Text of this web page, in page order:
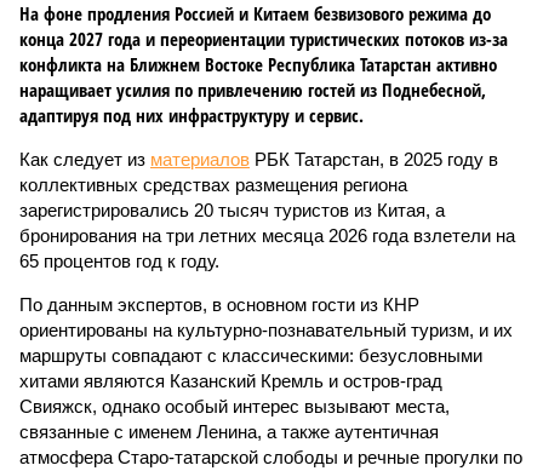
На фоне продления Россией и Китаем безвизового режима до
конца 2027 года и переориентации туристических потоков из-за
конфликта на Ближнем Востоке Республика Татарстан активно
наращивает усилия по привлечению гостей из Поднебесной,
адаптируя под них инфраструктуру и сервис.
Как следует из материалов РБК Татарстан, в 2025 году в
коллективных средствах размещения региона
зарегистрировались 20 тысяч туристов из Китая, а
бронирования на три летних месяца 2026 года взлетели на
65 процентов год к году.
По данным экспертов, в основном гости из КНР
ориентированы на культурно-познавательный туризм, и их
маршруты совпадают с классическими: безусловными
хитами являются Казанский Кремль и остров-град
Свияжск, однако особый интерес вызывают места,
связанные с именем Ленина, а также аутентичная
атмосфера Старо-татарской слободы и речные прогулки по